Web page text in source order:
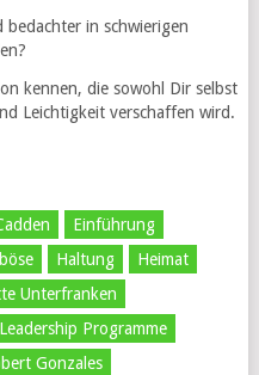
in schwierigen
kennen, die sowohl Dir selbst
Leichtigkeit verschaffen wird.
Einführung
Haltung
Heimat
Unterfranken
Leadership Programme
Gonzales